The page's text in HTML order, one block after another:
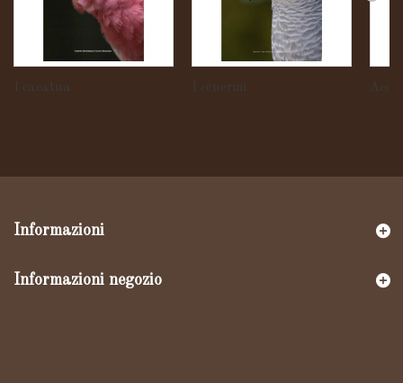
I cacatua I cenerini
Informazioni
Informazioni negozio